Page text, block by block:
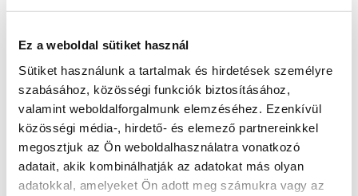
Ez a weboldal sütiket használ
Sütiket használunk a tartalmak és hirdetések személyre
szabásához, közösségi funkciók biztosításához,
valamint weboldalforgalmunk elemzéséhez. Ezenkívül
közösségi média-, hirdető- és elemező partnereinkkel
megosztjuk az Ön weboldalhasználatra vonatkozó
adatait, akik kombinálhatják az adatokat más olyan
adatokkal, amelyeket Ön adott meg számukra vagy az
5 milliárdos beruházással újabb
hőszigetelőanyag gyártást indít
a Masterplast
Az első magyar tulajdonú XPS gyár 2023-ban kezdheti
meg a termelést.